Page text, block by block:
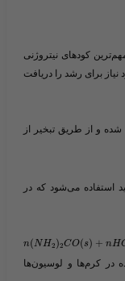
کودهای نیتروژنی
برای رشد را دریافت
و از طریق تبخیر از
استفاده می‌شود که در
n(NH2 )2CO(s) + nH
در کرم‌ها و لوسیون‌ها